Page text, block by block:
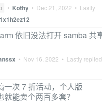
• Kothy • Dec 21, 2022 • Lastly
依旧没法打开 samba 共
• Nov 16, 2022 • Lastly
一次 7 折活动，个人版
就能卖个两百多套？